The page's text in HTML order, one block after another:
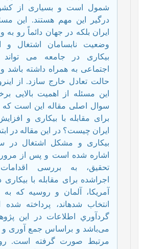
شمول است و بسیاری از
درگیر این مهم هستند. این
ایران بلکه در جهان دائماً رو
وضعیت نابسامان اشتغال و
بیکاری در جامعه می‏
اجتماعی به همراه داشته باشد و
حالت تعادل خارج ‏سازد. از
این مسئله از اهمیت بالایی
سوال اصلی مقاله این است که
برای مقابله با بیکاری و
ایران چیست؟ در این مقاله در
بیکاری و مشکل اشتغال در
اشاره شده است و پس از
تحقیق، به بررسی اقدامات
اجرا‌شده برای مقابله با
آمریکا، آلمان و روسیه که به
انتخاب شده‏اند، پرداخته
گردآوري اطلاعات در این
می‌باشد و براساس جمع‏ آوری و
مرتبط صورت گرفته است.